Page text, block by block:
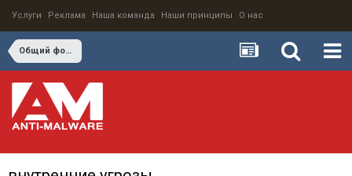
Услуги Реклама Наша команда Наши принципы О нас
Общий форум по информационной безопасности